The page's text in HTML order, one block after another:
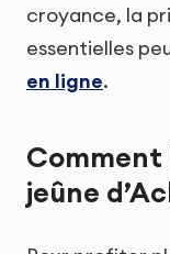
croyance, la
essentielles
en ligne.
Comment
jeûne